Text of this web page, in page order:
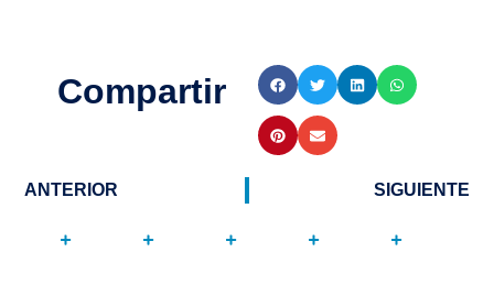
Compartir
ANTERIOR SIGUIENTE